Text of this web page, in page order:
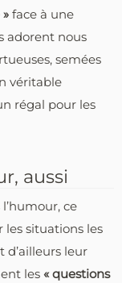
face à une
adorent nous
semées
véritable
régal pour les
aussi
l’humour, ce
situations les
d’ailleurs leur
les « questions